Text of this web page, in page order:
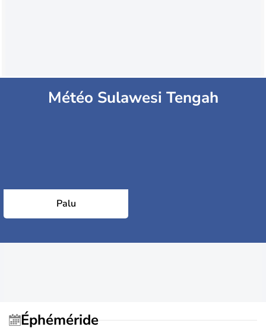
Météo Sulawesi Tengah
Palu
Éphéméride